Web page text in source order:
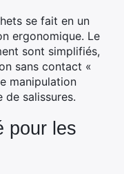
se fait en un
ergonomique. Le
sont simplifiés,
sans contact «
manipulation
de salissures.
pour les